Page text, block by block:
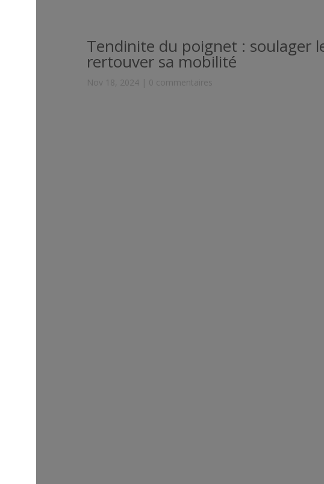
Tendinite du poignet : soulager
rertouver sa mobilité
Nov 18, 2024 | 0 commentaires